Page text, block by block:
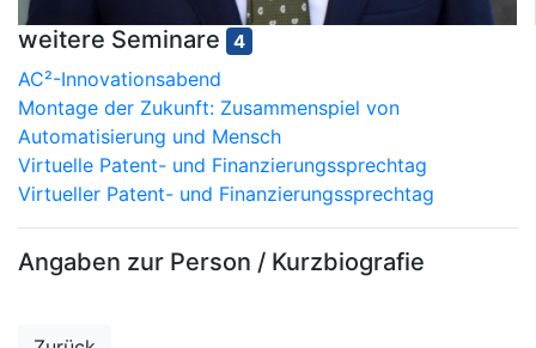
weitere Seminare 4
AC²-Innovationsabend
Montage der Zukunft: Zusammenspiel von
Automatisierung und Mensch
Virtuelle Patent- und Finanzierungssprechtag
Virtueller Patent- und Finanzierungssprechtag
Angaben zur Person / Kurzbiografie